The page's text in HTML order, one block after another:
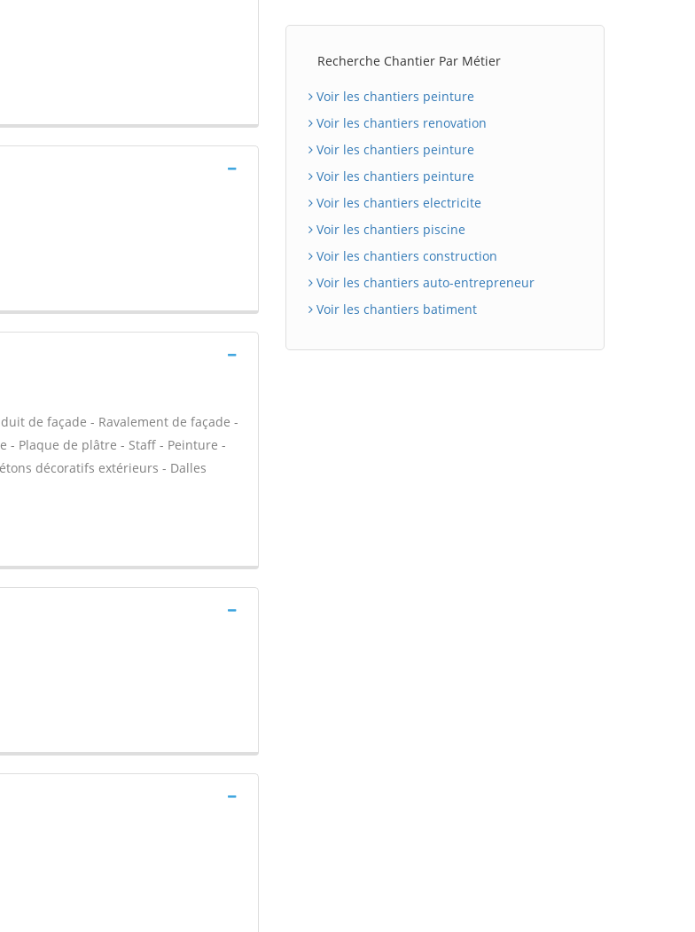
de façade - Ravalement de façade -
- Plaque de plâtre - Staff - Peinture -
décoratifs extérieurs - Dalles
Recherche Chantier Par Métier
Voir les chantiers peinture
Voir les chantiers renovation
Voir les chantiers peinture
Voir les chantiers peinture
Voir les chantiers electricite
Voir les chantiers piscine
Voir les chantiers construction
Voir les chantiers auto-entrepreneur
Voir les chantiers batiment